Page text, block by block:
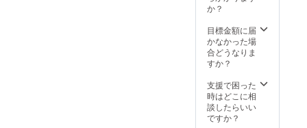
か？
目標金額に届
かなかった場
合どうなりま
すか？
支援で困った
時はどこに相
談したらいい
ですか？